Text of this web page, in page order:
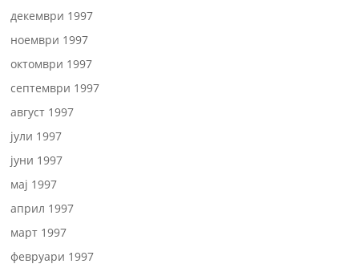
декември 1997
ноември 1997
октомври 1997
септември 1997
август 1997
јули 1997
јуни 1997
мај 1997
април 1997
март 1997
февруари 1997